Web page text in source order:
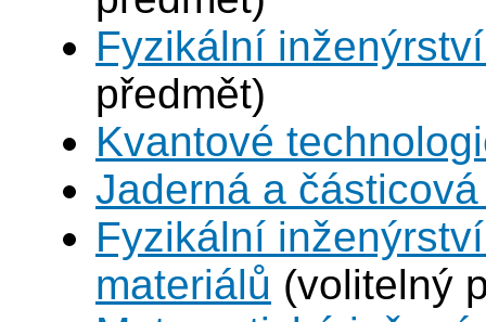
Fyzikální
předmět)
Kvantové
Jaderná a
Fyzikální
materiálů (volitelný